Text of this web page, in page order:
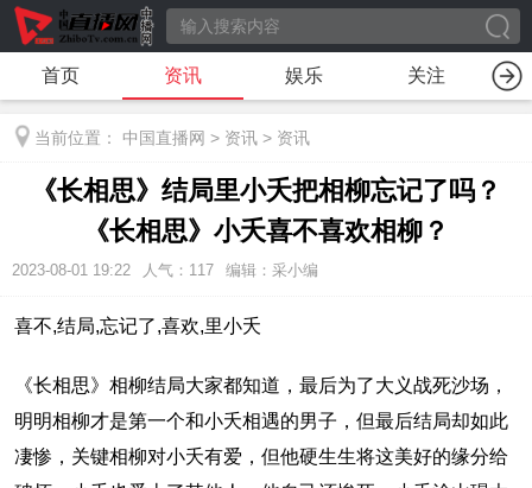
首页 资讯 娱乐 关注
当前位置： 中国直播网 > 资讯 > 资讯
《长相思》结局里小夭把相柳忘记了吗？
《长相思》小夭喜不喜欢相柳？
2023-08-01 19:22 人气： 117 编辑：采小编
喜不,结局,忘记了,喜欢,里小夭
《长相思》相柳结局大家都知道，最后为了大义战死沙场，
明明相柳才是第一个和小夭相遇的男子，但最后结局却如此
凄惨，关键相柳对小夭有爱，但他硬生生将这美好的缘分给